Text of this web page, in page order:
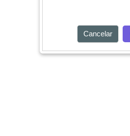
Cancelar